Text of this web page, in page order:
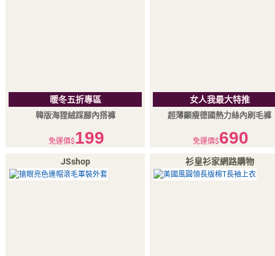
暖冬五折專區
韓版海狸絨踩腳內搭褲
免運價$199
女人我最大特推
超薄顯瘦德國熱力絲內刷毛褲
免運價$690
JSshop 衫皇衫家網路購物